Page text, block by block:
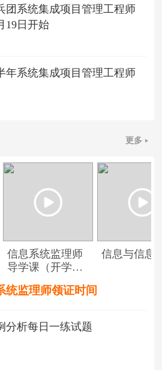
团系统集成项目管理工程师
19日开始
年系统集成项目管理工程师
更多
信息系统监理师
导学课（开学典
信息与信息
统监理师领证时间
分析每日一练试题